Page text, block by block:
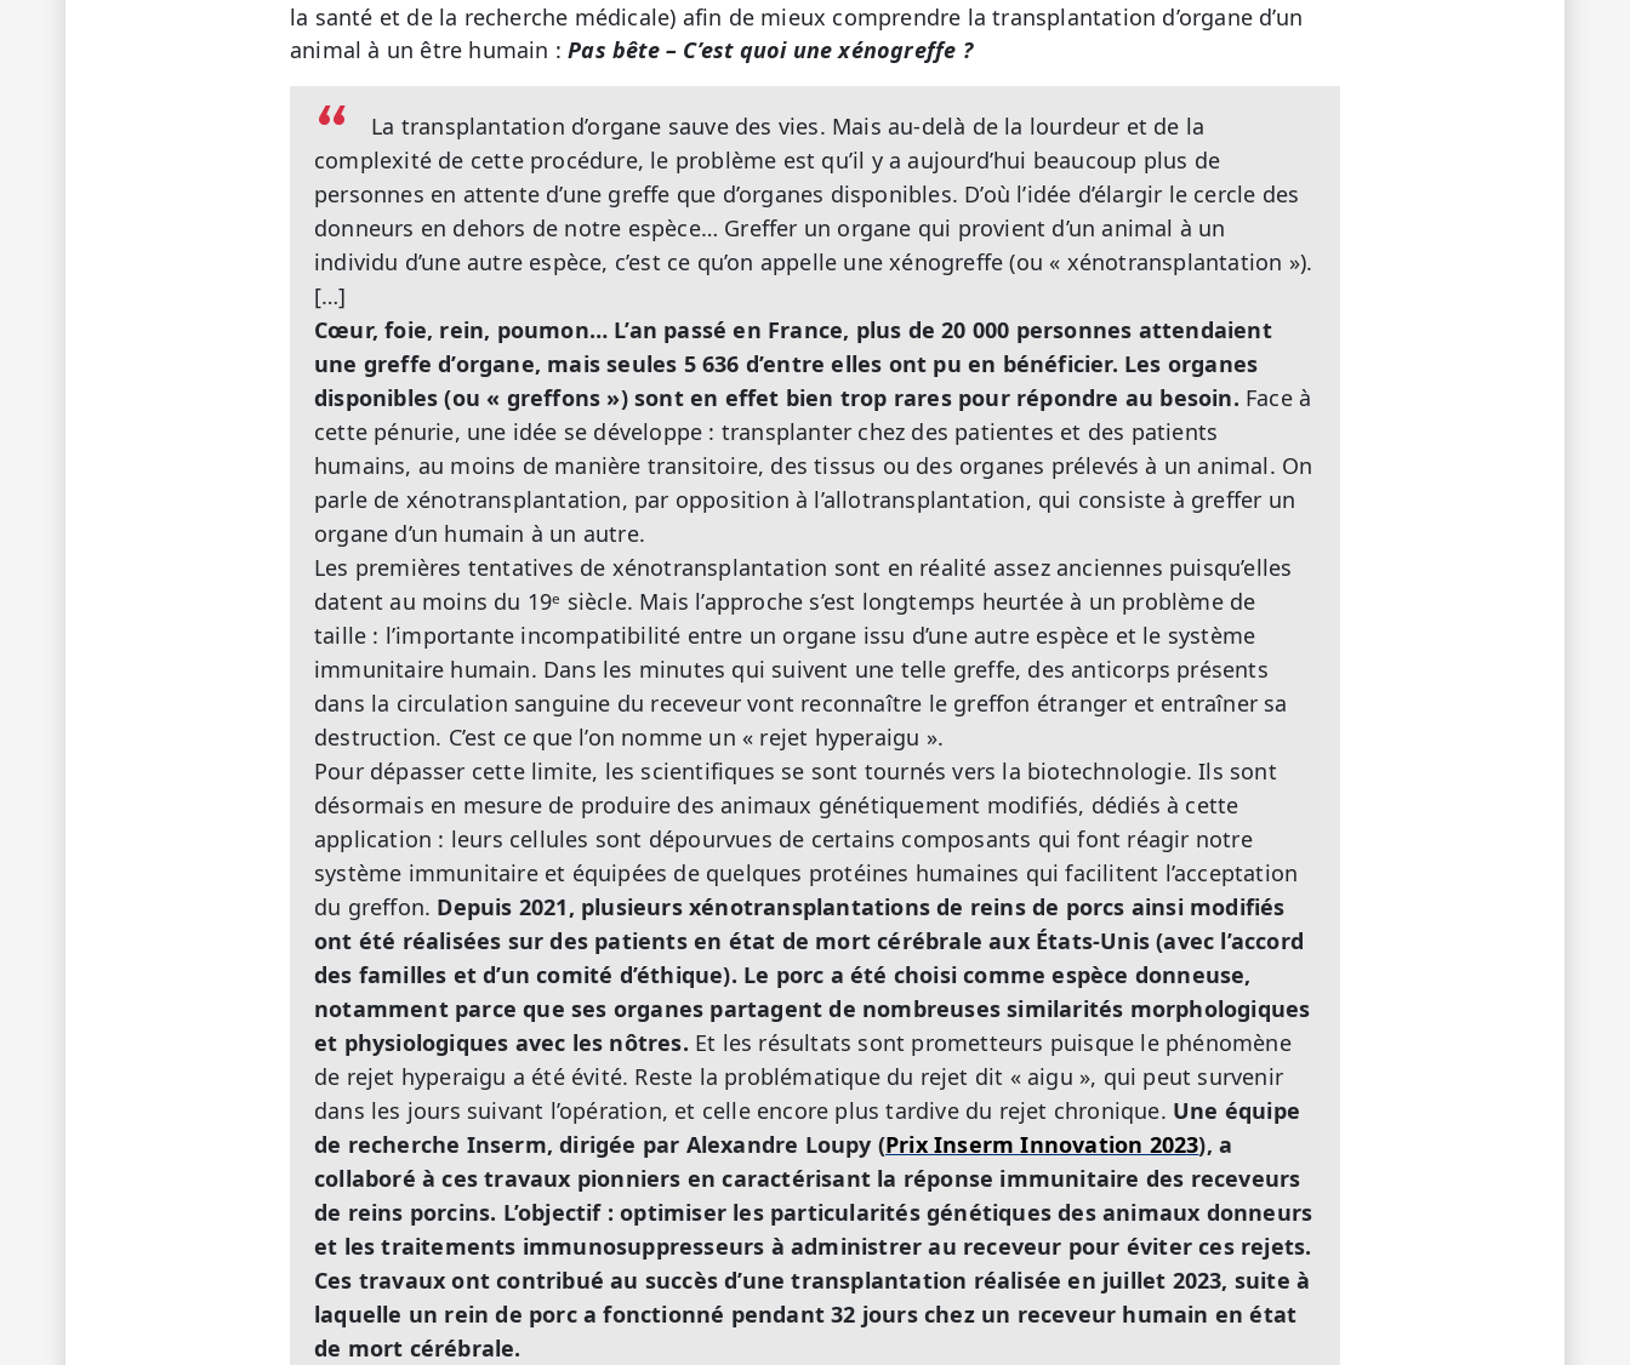
la santé et de la recherche médicale) afin de mieux comprendre la transplantation d’organe d’un
animal à un être humain :Pas bête – C’est quoi une xénogreffe ?
La transplantation d’organe sauve des vies. Mais au-delà de la lourdeur et de la
complexité de cette procédure, le problème est qu’il y a aujourd’hui beaucoup plus de
personnes en attente d’une greffe que d’organes disponibles. D’où l’idée d’élargir le cercle des
donneurs en dehors de notre espèce… Greffer un organe qui provient d’un animal à un
individu d’une autre espèce, c’est ce qu’on appelle une xénogreffe (ou « xénotransplantation »).
[…]
Cœur, foie, rein, poumon… L’an passé en France, plus de 20 000 personnes attendaient
une greffe d’organe, mais seules 5 636 d’entre elles ont pu en bénéficier. Les organes
disponibles (ou « greffons ») sont en effet bien trop rares pour répondre au besoin. Face à
cette pénurie, une idée se développe : transplanter chez des patientes et des patients
humains, au moins de manière transitoire, des tissus ou des organes prélevés à un animal. On
parle de xénotransplantation, par opposition à l’allotransplantation, qui consiste à greffer un
organe d’un humain à un autre.
Les premières tentatives de xénotransplantation sont en réalité assez anciennes puisqu’elles
datent au moins du 19ᵉ siècle. Mais l’approche s’est longtemps heurtée à un problème de
taille : l’importante incompatibilité entre un organe issu d’une autre espèce et le système
immunitaire humain. Dans les minutes qui suivent une telle greffe, des anticorps présents
dans la circulation sanguine du receveur vont reconnaître le greffon étranger et entraîner sa
destruction. C’est ce que l’on nomme un « rejet hyperaigu ».
Pour dépasser cette limite, les scientifiques se sont tournés vers la biotechnologie. Ils sont
désormais en mesure de produire des animaux génétiquement modifiés, dédiés à cette
application : leurs cellules sont dépourvues de certains composants qui font réagir notre
système immunitaire et équipées de quelques protéines humaines qui facilitent l’acceptation
du greffon. Depuis 2021, plusieurs xénotransplantations de reins de porcs ainsi modifiés
ont été réalisées sur des patients en état de mort cérébrale aux États-Unis (avec l’accord
des familles et d’un comité d’éthique). Le porc a été choisi comme espèce donneuse,
notamment parce que ses organes partagent de nombreuses similarités morphologiques
et physiologiques avec les nôtres. Et les résultats sont prometteurs puisque le phénomène
de rejet hyperaigu a été évité. Reste la problématique du rejet dit « aigu », qui peut survenir
dans les jours suivant l’opération, et celle encore plus tardive du rejet chronique. Une équipe
de recherche Inserm, dirigée par Alexandre Loupy (Prix Inserm Innovation 2023), a
collaboré à ces travaux pionniers en caractérisant la réponse immunitaire des receveurs
de reins porcins. L’objectif : optimiser les particularités génétiques des animaux donneurs
et les traitements immunosuppresseurs à administrer au receveur pour éviter ces rejets.
Ces travaux ont contribué au succès d’une transplantation réalisée en juillet 2023, suite à
laquelle un rein de porc a fonctionné pendant 32 jours chez un receveur humain en état
de mort cérébrale.